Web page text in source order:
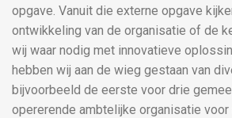
opgave. Vanuit die externe opgave
ontwikkeling van de organisatie of de
wij waar nodig met innovatieve
hebben wij aan de wieg gestaan van
bijvoorbeeld de eerste voor drie
opererende ambtelijke organisatie